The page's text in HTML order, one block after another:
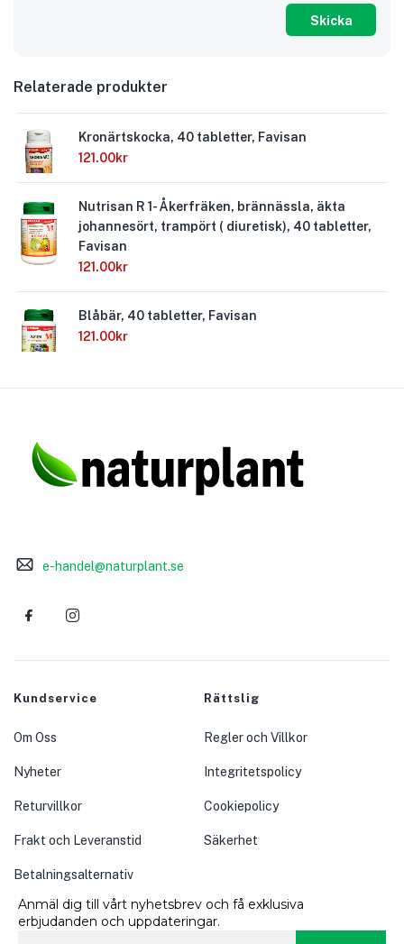
Relaterade produkter
Kronärtskocka, 40 tabletter, Favisan
121.00kr
Nutrisan R 1- Åkerfräken, brännässla, äkta
johannesört, trampört ( diuretisk), 40 tabletter,
Favisan
121.00kr
Blåbär, 40 tabletter, Favisan
121.00kr
e-handel@naturplant.se
Kundservice
Om Oss
Nyheter
Returvillkor
Frakt och Leveranstid
Betalningsalternativ
Rättslig
Regler och Villkor
Integritetspolicy
Cookiepolicy
Säkerhet
Anmäl dig till vårt nyhetsbrev och få exklusiva
erbjudanden och uppdateringar.